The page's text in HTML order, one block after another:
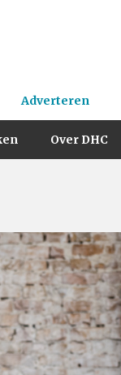
Adverteren
Over DHC